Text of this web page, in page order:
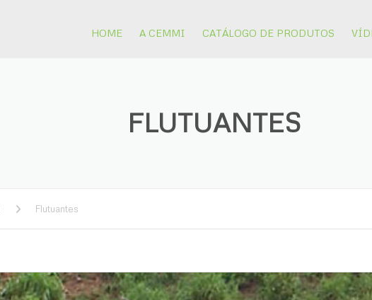
HOME A CEMMI CATÁLOGO DE PRODUTOS
PISTÕES
FLUTUANTES
Flutuantes